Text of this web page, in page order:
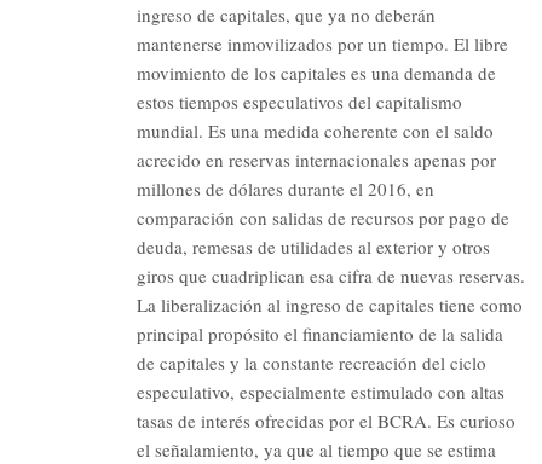
ingreso de capitales, que ya no deberán
mantenerse inmovilizados por un tiempo. El libre
movimiento de los capitales es una demanda de
estos tiempos especulativos del capitalismo
mundial. Es una medida coherente con el saldo
acrecido en reservas internacionales apenas por
millones de dólares durante el 2016, en
comparación con salidas de recursos por pago de
deuda, remesas de utilidades al exterior y otros
giros que cuadriplican esa cifra de nuevas reservas.
La liberalización al ingreso de capitales tiene como
principal propósito el financiamiento de la salida
de capitales y la constante recreación del ciclo
especulativo, especialmente estimulado con altas
tasas de interés ofrecidas por el BCRA. Es curioso
el señalamiento, ya que al tiempo que se estima